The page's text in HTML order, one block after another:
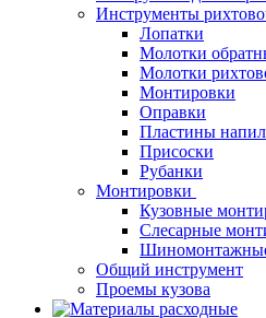
Инструменты
Лопатки
Молотки
Молотки
Монтировки
Оправки
Пластины
Присоски
Рубанки
Монтировки
Кузовные
Слесарные
Общий инструмент
Проемы кузова